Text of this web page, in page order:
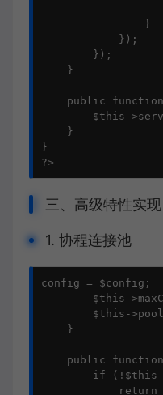
                }
            });
        });
    }
public
$this-
    }
}
?>
三、高级特性实现
1. 协程连接池
config = $config;
$this-
$this-
    }
public
if
return